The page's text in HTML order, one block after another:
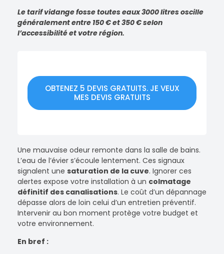
Le tarif vidange fosse toutes eaux 3000 litres oscille
généralement entre 150 € et 350 € selon
l’accessibilité et votre région.
OBTENEZ 5 DEVIS GRATUITS. JE VEUX
MES DEVIS GRATUITS
Une mauvaise odeur remonte dans la salle de bains.
L’eau de l’évier s’écoule lentement. Ces signaux
signalent une saturation de la cuve. Ignorer ces
alertes expose votre installation à un colmatage
définitif des canalisations. Le coût d’un dépannage
dépasse alors de loin celui d’un entretien préventif.
Intervenir au bon moment protège votre budget et
votre environnement.
En bref :